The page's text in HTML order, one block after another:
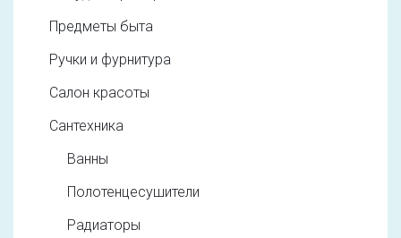
Предметы быта
Ручки и фурнитура
Салон красоты
Сантехника
Ванны
Полотенцесушители
Радиаторы